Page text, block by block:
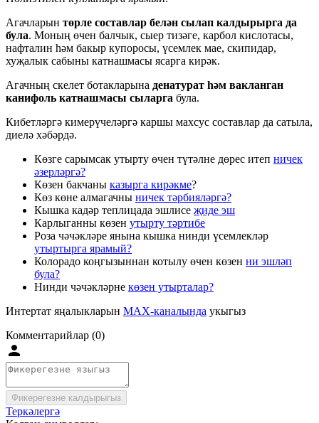
Агачларын төрле составлар белән сылап калдырырга да
була. Моның өчен балчык, сыер тизәге, карбол кислотасы,
нафталин һәм бакыр купоросы, үсемлек мае, скипидар,
хуҗалык сабыны катнашмасы ясарга кирәк.
Агачның скелет ботакларына денатурат һәм вакланган
канифоль катнашмасы сыларга була.
Кибетләргә кимерүчеләргә каршы махсус составлар да сатыла,
диелә хәбәрдә.
Көзге сарымсак утырту өчен түтәлне дөрес итеп ничек
әзерләргә?
Көзен бакчаны казырга кирәкме?
Көз көне алмагачны ничек тәрбияләргә?
Кышка кадәр теплицада эшлисе җиде эш
Карлыганны көзен утырту тәртибе
Роза чәчәкләре янына кышка нинди үсемлекләр
утыртырга ярамый?
Колорадо коңгызыннан котылу өчен көзен ни эшләп
була?
Нинди чәчәкләрне көзен утырталар?
Интертат яңалыкларын MAX-каналында укыгыз
Комментарийлар (0)
Фикерегезне калдырыгыз
Теркәлергә